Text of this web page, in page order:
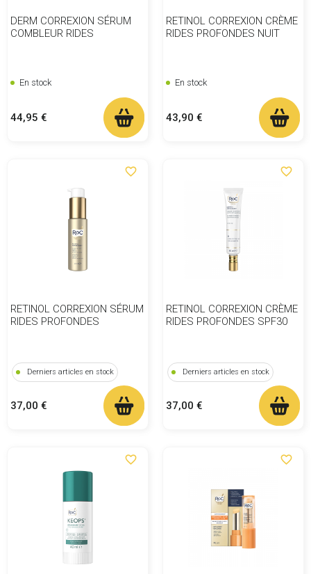
DERM CORREXION SÉRUM
COMBLEUR RIDES
En stock
Prix
44,95 €
RETINOL CORREXION CRÈME
RIDES PROFONDES NUIT
En stock
Prix
43,90 €
favorite_border
RETINOL CORREXION SÉRUM
RIDES PROFONDES
Derniers articles en stock
Prix
37,00 €
favorite_border
RETINOL CORREXION CRÈME
RIDES PROFONDES SPF30
Derniers articles en stock
Prix
37,00 €
favorite_border favorite_border